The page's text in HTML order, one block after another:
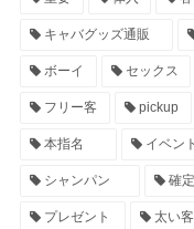
キャバグッズ通販
ボーイ セックス
フリー客 pickup
本指名 イベント
シャンパン 確
プレゼント 太い客